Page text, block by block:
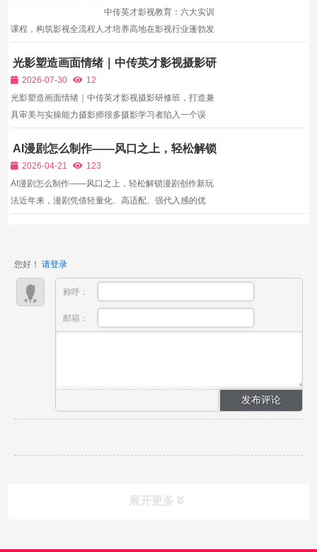
中传英才影视教育：六大实训
课程，构筑影视全流程人才培养高地在影视行业蓬勃发
稀缺资源。从院线电影、网络剧到微短剧、商业短片，
优质作品的诞生离不开导演、摄影、...
光影塑造画面情绪｜中传英才影视摄影研
修班，打造兼具审美与实操能力摄影师
2026-07-30
12
光影塑造画面情绪｜中传英才影视摄影研修班，打造兼
具审美与实操能力摄影师很多摄影学习者陷入一个误
全部。真正职业影视摄影师，需要读懂剧本，理解故事
内核，用镜头语言烘托人物情绪，配合导演完成整体叙
事。不少...
AI漫剧怎么制作——风口之上，轻松解锁
漫剧创作新玩法
2026-04-21
123
AI漫剧怎么制作——风口之上，轻松解锁漫剧创作新玩
法近年来，漫剧凭借轻量化、高适配、强代入感的优
绘能力、分...
您好！ 请登录
称呼：
邮箱：
展开更多